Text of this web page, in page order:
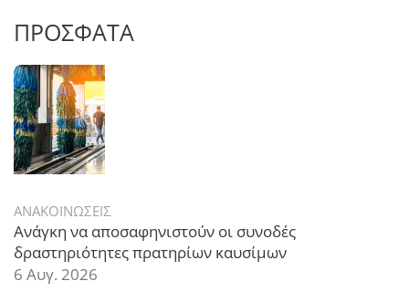
ΠΡΟΣΦΑΤΑ
ΑΝΑΚΟΙΝΩΣΕΙΣ
Ανάγκη να αποσαφηνιστούν οι συνοδές
δραστηριότητες πρατηρίων καυσίμων
6 Αυγ. 2026